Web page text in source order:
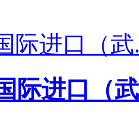
际进口（武
际进口（